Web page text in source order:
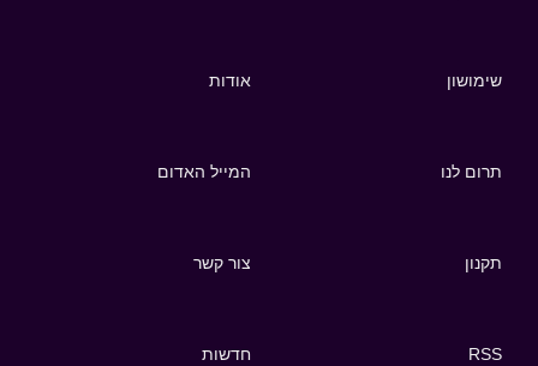
שימושון אודות
תרום לנו המייל האדום
תקנון צור קשר
RSS חדשות